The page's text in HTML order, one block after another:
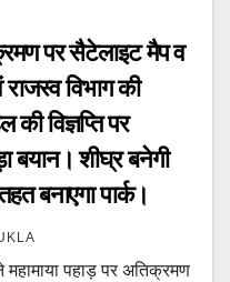
पर सैटेलाइट मैप व
विभाग की
विज्ञप्ति पर
बयान। शीघ्र बनेगी
बनाएगा पार्क।
महामाया पहाड़ पर अतिक्रमण